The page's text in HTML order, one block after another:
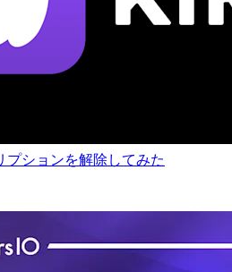
プションを解除してみた